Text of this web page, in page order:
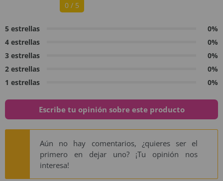
0 / 5
5 estrellas
0%
4 estrellas
0%
3 estrellas
0%
2 estrellas
0%
1 estrellas
0%
Escribe tu opinión sobre este producto
Aún no hay comentarios, ¿quieres ser el
primero en dejar uno? ¡Tu opinión nos
interesa!